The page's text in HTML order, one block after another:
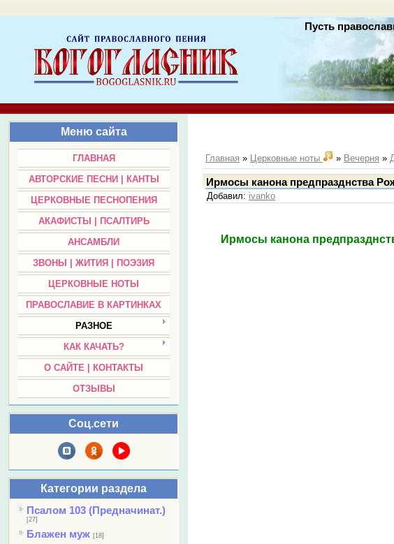
Пусть
Меню сайта
ГЛАВНАЯ
АВТОРСКИЕ ПЕСНИ | КАНТЫ
ЦЕРКОВНЫЕ ПЕСНОПЕНИЯ
АКАФИСТЫ | ПСАЛТИРЬ
АНСАМБЛИ
ЗВОНЫ | ЖИТИЯ | ПОЭЗИЯ
ЦЕРКОВНЫЕ НОТЫ
ПРАВОСЛАВИЕ В КАРТИНКАХ
РАЗНОЕ
КАК КАЧАТЬ?
О САЙТЕ | КОНТАКТЫ
ОТЗЫВЫ
Соц.сети
Категории раздела
Псалом 103 (Предначинат.)
[27]
Блажен муж [18]
Главная » Церковные ноты » Вечерня »
Ирмосы канона предпразднства
Добавил: ivanko
Ирмосы канона